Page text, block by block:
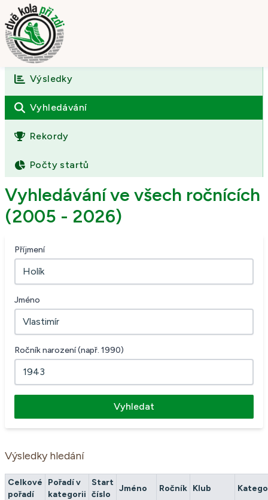
Úvod
O závodě
Výsledky
Fotogalerie
Kontakt
Výsledky
Vyhledávání
Rekordy
Počty startů
Vyhledávání ve všech ročnících
(2005 - 2026)
Příjmení
Jméno
Ročník narození (např. 1990)
Vyhledat
Výsledky hledání
Celkové
pořadí
Pořadí v
kategorii
Start
číslo
Jméno Ročník Klub